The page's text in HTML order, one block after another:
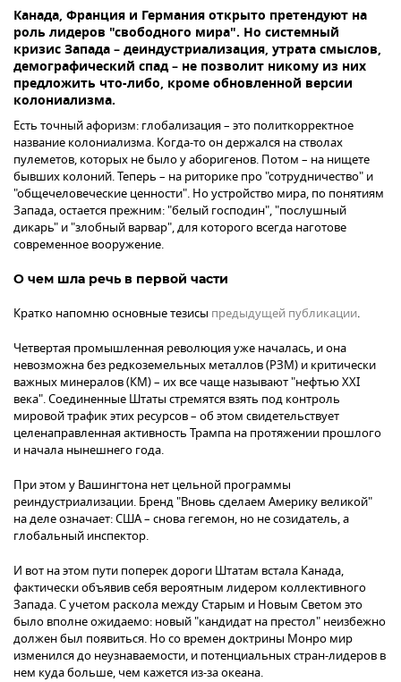
Канада, Франция и Германия открыто претендуют на
роль лидеров "свободного мира". Но системный
кризис Запада – деиндустриализация, утрата смыслов,
демографический спад – не позволит никому из них
предложить что-либо, кроме обновленной версии
колониализма.
Есть точный афоризм: глобализация – это политкорректное
название колониализма. Когда-то он держался на стволах
пулеметов, которых не было у аборигенов. Потом – на нищете
бывших колоний. Теперь – на риторике про "сотрудничество" и
"общечеловеческие ценности". Но устройство мира, по понятиям
Запада, остается прежним: "белый господин", "послушный
дикарь" и "злобный варвар", для которого всегда наготове
современное вооружение.
О чем шла речь в первой части
Кратко напомню основные тезисы предыдущей публикации.
Четвертая промышленная революция уже началась, и она
невозможна без редкоземельных металлов (РЗМ) и критически
важных минералов (КМ) – их все чаще называют "нефтью XXI
века". Соединенные Штаты стремятся взять под контроль
мировой трафик этих ресурсов – об этом свидетельствует
целенаправленная активность Трампа на протяжении прошлого
и начала нынешнего года.
При этом у Вашингтона нет цельной программы
реиндустриализации. Бренд "Вновь сделаем Америку великой"
на деле означает: США – снова гегемон, но не созидатель, а
глобальный инспектор.
И вот на этом пути поперек дороги Штатам встала Канада,
фактически объявив себя вероятным лидером коллективного
Запада. С учетом раскола между Старым и Новым Светом это
было вполне ожидаемо: новый "кандидат на престол" неизбежно
должен был появиться. Но со времен доктрины Монро мир
изменился до неузнаваемости, и потенциальных стран-лидеров в
нем куда больше, чем кажется из-за океана.